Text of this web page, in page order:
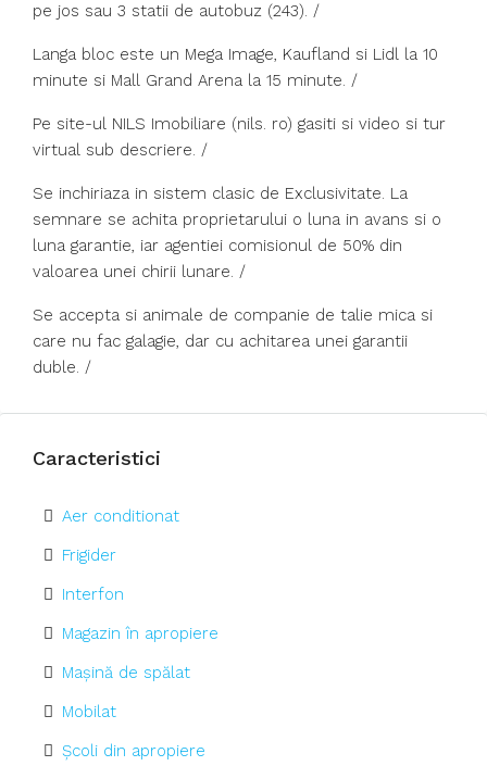
pe jos sau 3 statii de autobuz (243). /
Langa bloc este un Mega Image, Kaufland si Lidl la 10
minute si Mall Grand Arena la 15 minute. /
Pe site-ul NILS Imobiliare (nils. ro) gasiti si video si tur
virtual sub descriere. /
Se inchiriaza in sistem clasic de Exclusivitate. La
semnare se achita proprietarului o luna in avans si o
luna garantie, iar agentiei comisionul de 50% din
valoarea unei chirii lunare. /
Se accepta si animale de companie de talie mica si
care nu fac galagie, dar cu achitarea unei garantii
duble. /
Caracteristici
Aer conditionat
Frigider
Interfon
Magazin în apropiere
Mașină de spălat
Mobilat
Școli din apropiere